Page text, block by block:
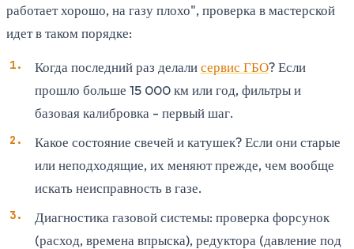
работает хорошо, на газу плохо", проверка в мастерской
идет в таком порядке:
Когда последний раз делалисервис ГБО? Если
прошло больше 15 000 км или год, фильтры и
базовая калибровка - первый шаг.
Какое состояние свечей и катушек? Если они старые
или неподходящие, их меняют прежде, чем вообще
искать неисправность в газе.
Диагностика газовой системы: проверка форсунок
(расход, времена впрыска), редуктора (давление под